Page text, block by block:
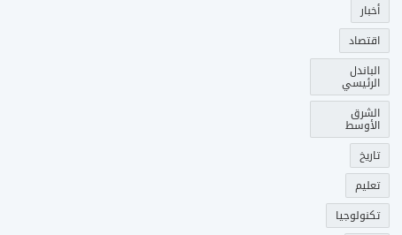
أخبار
اقتصاد
الباندل
الرئيسي
الشرق
الأوسط
تاريخ
تعليم
تكنولوجيا